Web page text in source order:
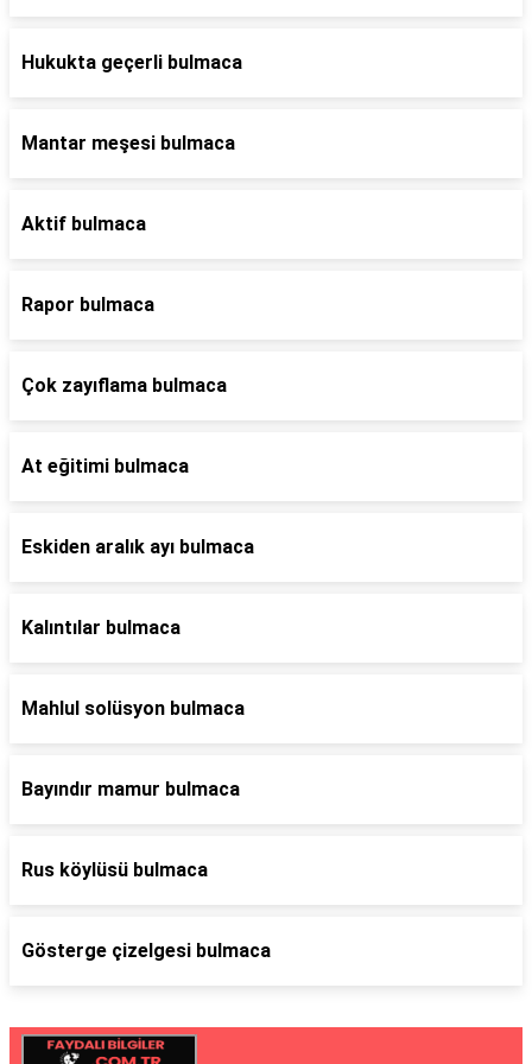
Hukukta geçerli bulmaca
Mantar meşesi bulmaca
Aktif bulmaca
Rapor bulmaca
Çok zayıflama bulmaca
At eğitimi bulmaca
Eskiden aralık ayı bulmaca
Kalıntılar bulmaca
Mahlul solüsyon bulmaca
Bayındır mamur bulmaca
Rus köylüsü bulmaca
Gösterge çizelgesi bulmaca